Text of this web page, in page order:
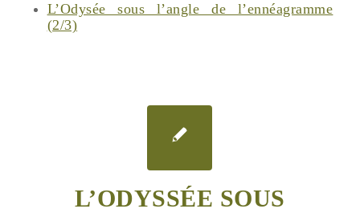
L’Odysée sous l’angle de l’ennéagramme
(2/3)
L’ODYSSÉE SOUS